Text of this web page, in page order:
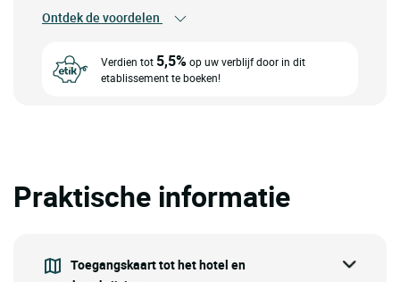
Ontdek de voordelen
Verdien tot 5,5%op uw verblijf door in dit
etablissement te boeken!
Praktische informatie
Toegangskaart tot het hotel en